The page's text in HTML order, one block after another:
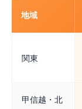
地域
関東
甲信越・北